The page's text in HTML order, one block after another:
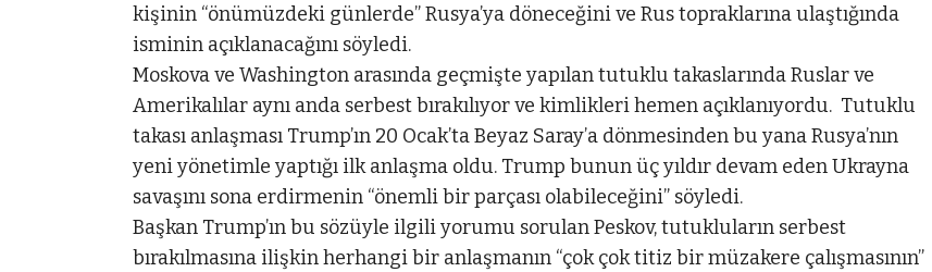
kişinin “önümüzdeki günlerde” Rusya’ya döneceğini ve Rus topraklarına ulaştığında
isminin açıklanacağını söyledi.
Moskova ve Washington arasında geçmişte yapılan tutuklu takaslarında Ruslar ve
Amerikalılar aynı anda serbest bırakılıyor ve kimlikleri hemen açıklanıyordu. Tutuklu
takası anlaşması Trump’ın 20 Ocak’ta Beyaz Saray’a dönmesinden bu yana Rusya’nın
yeni yönetimle yaptığı ilk anlaşma oldu. Trump bunun üç yıldır devam eden Ukrayna
savaşını sona erdirmenin “önemli bir parçası olabileceğini” söyledi.
Başkan Trump’ın bu sözüyle ilgili yorumu sorulan Peskov, tutukluların serbest
bırakılmasına ilişkin herhangi bir anlaşmanın “çok çok titiz bir müzakere çalışmasının”